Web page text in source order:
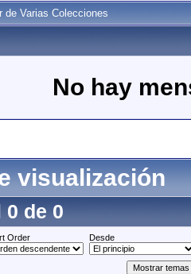
de Varias Colecciones
No hay
visualización
0 de 0
Order Desde